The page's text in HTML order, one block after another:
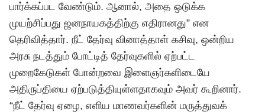
பார்க்கப்பட வேண்டும். ஆனால், அதை ஒடுக்க
முயற்சிப்பது ஜனநாயகத்திற்கு எதிரானது” என
தெரிவித்தார். நீட் தேர்வு வினாத்தாள் கசிவு, ஒன்றிய
அரசு நடத்தும் போட்டித் தேர்வுகளில் ஏற்பட்ட
முறைகேடுகள் போன்றவை இளைஞர்களிடையே
அதிருப்தியை ஏற்படுத்தியுள்ளதாகவும் அவர் கூறினார்.
“நீட் தேர்வு ஏழை, எளிய மாணவர்களின் மருத்துவக்